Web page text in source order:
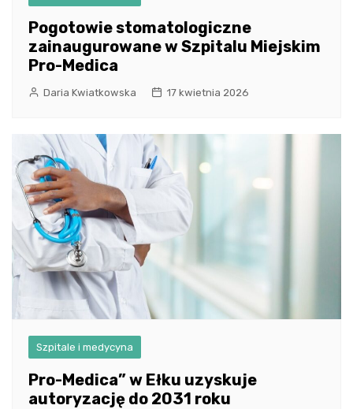
Pogotowie stomatologiczne
zainaugurowane w Szpitalu Miejskim
Pro-Medica
Daria Kwiatkowska 17 kwietnia 2026
Szpitale i medycyna
Pro-Medica” w Ełku uzyskuje
autoryzację do 2031 roku